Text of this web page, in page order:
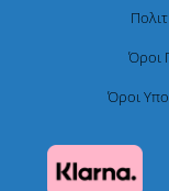
Όροι
Όροι